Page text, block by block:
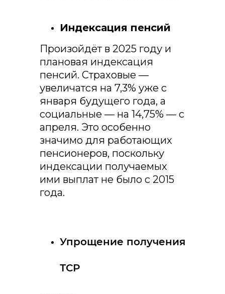
Индексация пенсий
Произойдёт в 2025 году и
плановая индексация
пенсий. Страховые —
увеличатся на 7,3% уже с
января будущего года, а
социальные — на 14,75% — с
апреля. Это особенно
значимо для работающих
пенсионеров, поскольку
индексации получаемых
ими выплат не было с 2015
года.
Упрощение получения
ТСР